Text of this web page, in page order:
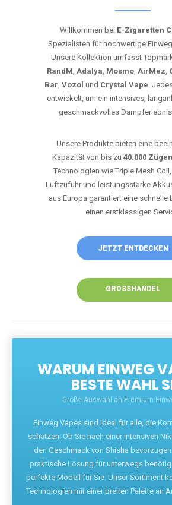
Willkommen bei E-Zigaretten
Spezialisten für hochwertige
Unsere Kollektion umfasst
RandM, Adalya, Mosmo, AirMez,
Bar, Vozol und Crystal Vape.
entwickelt, um ein intensives,
geschmackvolles
Unsere Produkte bieten eine
Kapazität von bis zu 40.000 Zügen
Technologien wie Triple Mesh
Luftzufuhr und leistungsstarke
aus Europa garantiert eine schnelle
einen erstklassigen
JETZT ENTDECKEN
GROSSHANDEL
WARUM EINWEG
BESTE WAHL
Große Auswahl an Premium-
Einweg Vapes sind ideal für alle, die
schätzen. Ob Sie nach einer intensiven
den Geschmack von Shisha
praktische Lösung für unterwegs
perfekte Modell für Sie. Unser Sortiment
Technologien mit einer breiten Palette an